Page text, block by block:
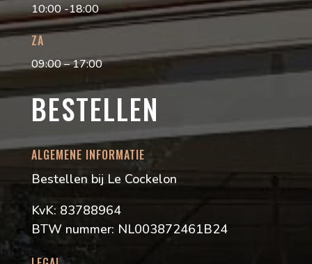
10:00 -18:00
ZA
09:00 – 17:00
BESTELLEN
ALGEMENE INFORMATIE
Bestellen bij Le Cockelon
KvK: 83788964
BTW nummer: NL003872461B24